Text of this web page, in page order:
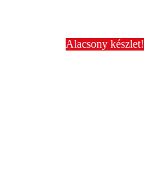
Alacsony készlet!